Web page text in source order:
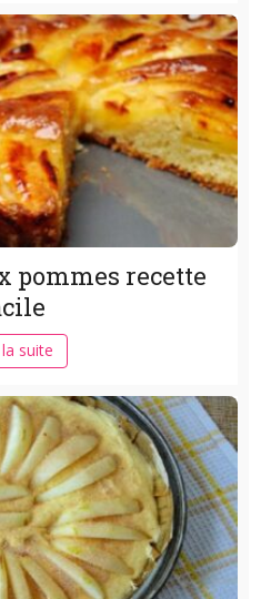
pommes recette
suite